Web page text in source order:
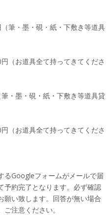
・墨・硯・紙・下敷き等道具
お道具全て持ってきてくださ
墨・硯・紙・下敷き等道具貸
お道具全て持ってきてくださ
るGoogleフォームがメールで届
予約完了となります。必ず確認
願い致します。回答が無い場合
注意ください。